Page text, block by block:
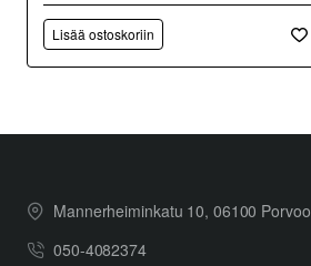
Lisää ostoskoriin
Mannerheiminkatu 10, 06100 Porvoo
050-4082374